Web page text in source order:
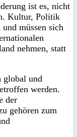
ist es, nicht
Kultur, Politik
müssen sich
nehmen, statt
global und
werden.
der
gehören zum